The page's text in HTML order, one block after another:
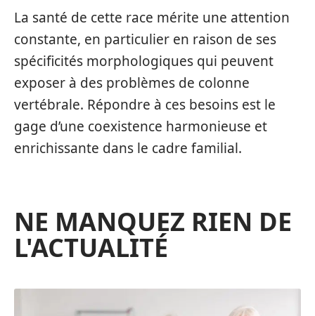
La santé de cette race mérite une attention
constante, en particulier en raison de ses
spécificités morphologiques qui peuvent
exposer à des problèmes de colonne
vertébrale. Répondre à ces besoins est le
gage d’une coexistence harmonieuse et
enrichissante dans le cadre familial.
NE MANQUEZ RIEN DE
L'ACTUALITÉ